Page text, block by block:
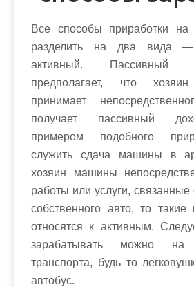
Все способы приработки
разделить на два вида
активный. Пассивный
предполагает, что
принимает
получает пассивный
примером подобного
служить сдача машины в
хозяин машины
работы или услуги, связанные
собственного авто, то такие
относятся к активным.
зарабатывать можно
транспорта, будь то
автобус.